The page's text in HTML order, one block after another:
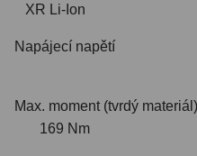
XR Li-Ion
Napájecí napětí
Max. moment
169 Nm